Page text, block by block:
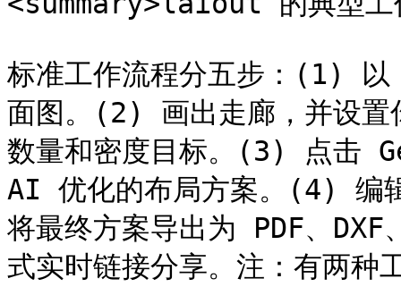
标准工作流程分五步：(1) 以
面图。(2) 画出走廊，并设置
数量和密度目标。(3) 点击
AI 优化的布局方案。(4) 编
将最终方案导出为 PDF、
式实时链接分享。注：有两